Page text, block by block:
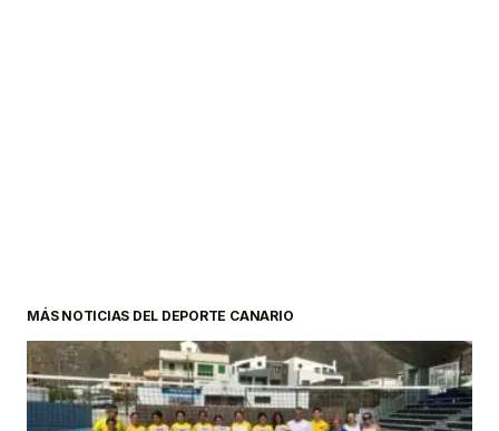
MÁS NOTICIAS DEL DEPORTE CANARIO